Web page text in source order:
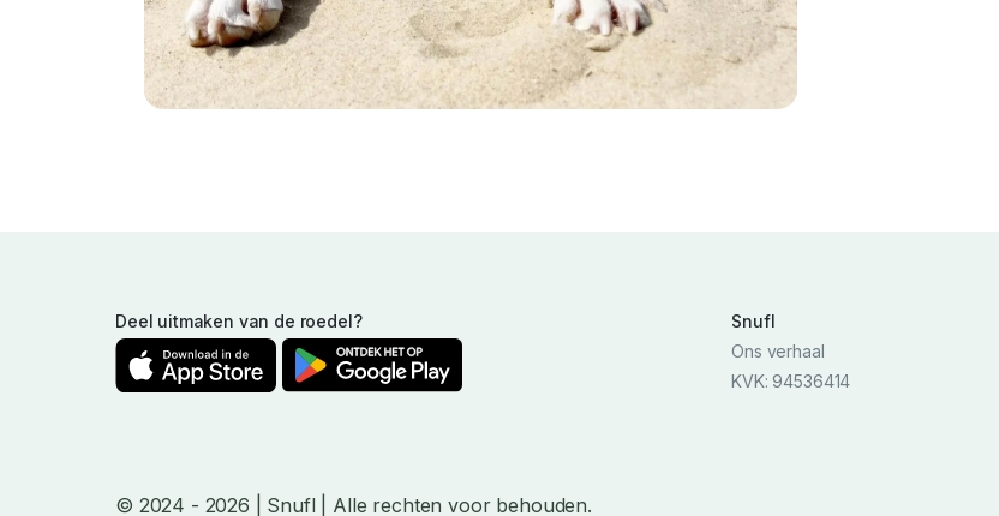
Deel uitmaken van de roedel?
Snufl
Ons verhaal
KVK: 94536414
© 2024 - 2026 | Snufl | Alle rechten voor behouden.